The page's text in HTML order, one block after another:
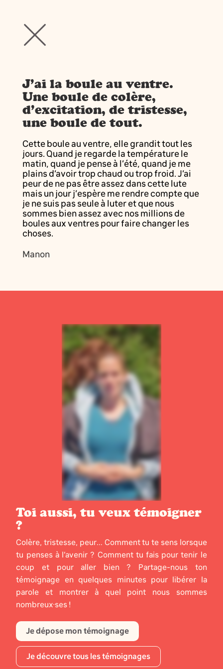
J’ai la boule au ventre.
Une boule de colère,
d’excitation, de tristesse,
une boule de tout.
Cette boule au ventre, elle grandit tout les
jours. Quand je regarde la température le
matin, quand je pense à l’été, quand je me
plains d’avoir trop chaud ou trop froid. J’ai
peur de ne pas être assez dans cette lute
mais un jour j’espère me rendre compte que
je ne suis pas seule à luter et que nous
sommes bien assez avec nos millions de
boules aux ventres pour faire changer les
choses.
Manon
Toi aussi, tu veux témoigner
?
Colère, tristesse, peur... Comment tu te sens lorsque
tu penses à l’avenir ? Comment tu fais pour tenir le
coup et pour aller bien ? Partage-nous ton
témoignage en quelques minutes pour libérer la
parole et montrer à quel point nous sommes
nombreux·ses !
Je dépose mon témoignage
Je découvre tous les témoignages